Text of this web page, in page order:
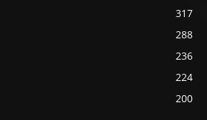
317
288
236
224
200